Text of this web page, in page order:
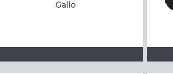
Gallo